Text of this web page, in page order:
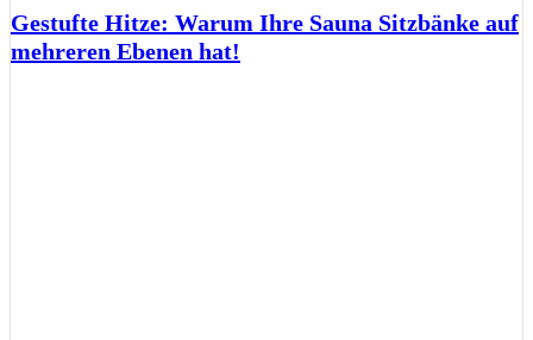
Gestufte Hitze: Warum Ihre Sauna Sitzbänke auf
mehreren Ebenen hat!